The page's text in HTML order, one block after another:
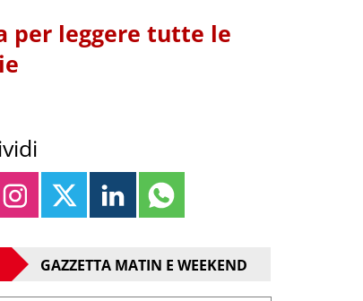
per leggere tutte le
GAZZETTA MATIN E WEEKEND